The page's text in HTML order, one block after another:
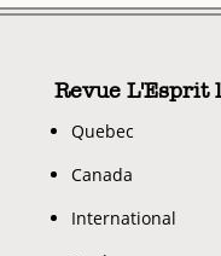
Revue L'Esprit
Quebec
Canada
International